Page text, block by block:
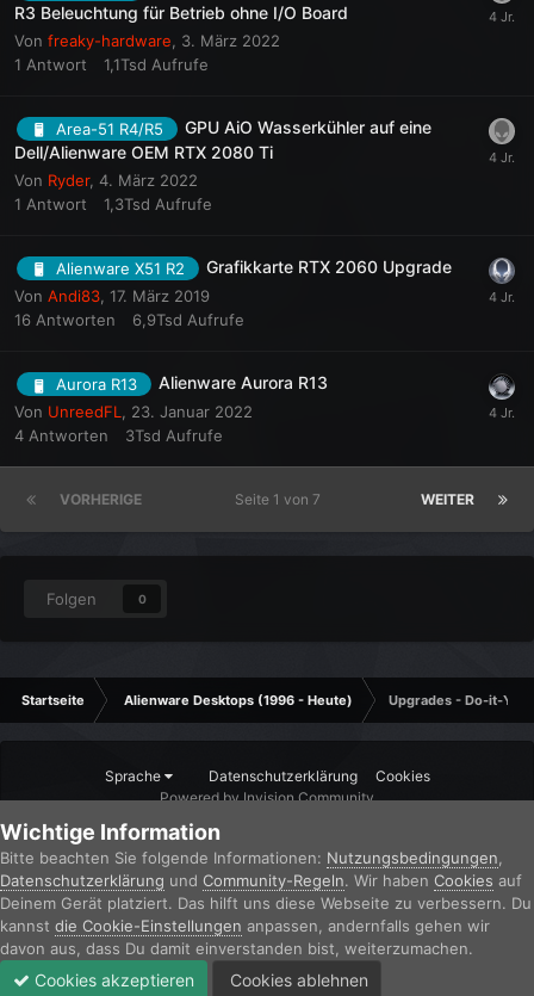
R3 Beleuchtung für Betrieb ohne I/O Board
Von freaky-hardware
3. März 2022
1 Antwort 1,1Tsd Aufrufe
Area-51 R4/R5
GPU AiO Wasserkühler auf eine
Dell/Alienware OEM RTX 2080 Ti
Von Ryder, 4. März 2022
1 Antwort 1,3Tsd Aufrufe
Alienware X51 R2 Grafikkarte RTX 2060 Upgrade
Von Andi83 17. März 2019
16 Antworten 6,9Tsd Aufrufe
Aurora R13 Alienware Aurora R13
Von UnreedFL
23. Januar 2022
4 Antworten 3Tsd Aufrufe
VORHERIGE WEITER
Seite 1 von 7
Folgen 0
Startseite Alienware Desktops (1996 - Heute) Upgrades - Do-it-
Sprache Datenschutzerklärung
Cookies
Powered by Invision Community
Wichtige Information
Bitte beachten Sie folgende Informationen: Nutzungsbedingungen
Datenschutzerklärung und Community-Regeln. Wir haben Cookies auf
Deinem Gerät platziert. Das hilft uns diese Webseite zu verbessern. Du
kannst die Cookie-Einstellungen anpassen, andernfalls gehen wir
davon aus, dass Du damit einverstanden bist, weiterzumachen.
Cookies akzeptieren Cookies ablehnen